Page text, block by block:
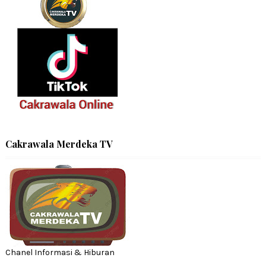
Cakrawala Merdeka TV
Chanel Informasi & Hiburan